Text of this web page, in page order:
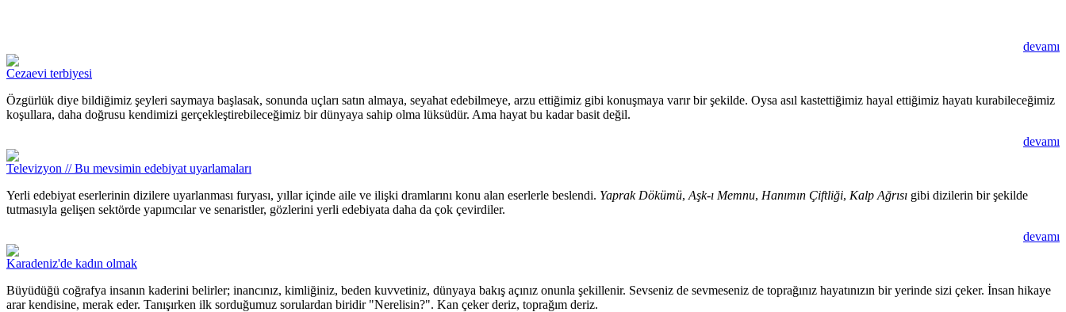
devamı
Cezaevi terbiyesi
Özgürlük diye bildiğimiz şeyleri saymaya başlasak, sonunda uçları satın almaya, seyahat edebilmeye, arzu ettiğimiz gibi konuşmaya varır bir şekilde. Oysa asıl kastettiğimiz hayal ettiğimiz hayatı kurabileceğimiz
koşullara, daha doğrusu kendimizi gerçekleştirebileceğimiz bir dünyaya sahip olma lüksüdür. Ama hayat bu kadar basit değil.
devamı
Televizyon // Bu mevsimin edebiyat uyarlamaları
Yerli edebiyat eserlerinin dizilere uyarlanması furyası, yıllar içinde aile ve ilişki dramlarını konu alan eserlerle beslendi. Yaprak Dökümü, Aşk-ı Memnu, Hanımın Çiftliği, Kalp Ağrısı gibi dizilerin bir şekilde
tutmasıyla gelişen sektörde yapımcılar ve senaristler, gözlerini yerli edebiyata daha da çok çevirdiler.
devamı
Karadeniz'de kadın olmak
Büyüdüğü coğrafya insanın kaderini belirler; inancınız, kimliğiniz, beden kuvvetiniz, dünyaya bakış açınız onunla şekillenir. Sevseniz de sevmeseniz de toprağınız hayatınızın bir yerinde sizi çeker. İnsan hikaye
arar kendisine, merak eder. Tanışırken ilk sorduğumuz sorulardan biridir "Nerelisin?". Kan çeker deriz, toprağım deriz.